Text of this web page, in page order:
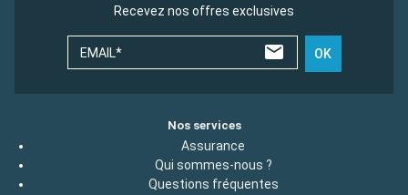
Recevez nos offres exclusives
EMAIL* OK
Nos services
Assurance
Qui sommes-nous ?
Questions fréquentes